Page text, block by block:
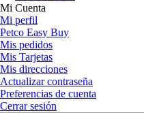
Mi Cuenta
Mi perfil
Petco Easy Buy
Mis pedidos
Mis Tarjetas
Mis direcciones
Actualizar contraseña
Preferencias de cuenta
Cerrar sesión